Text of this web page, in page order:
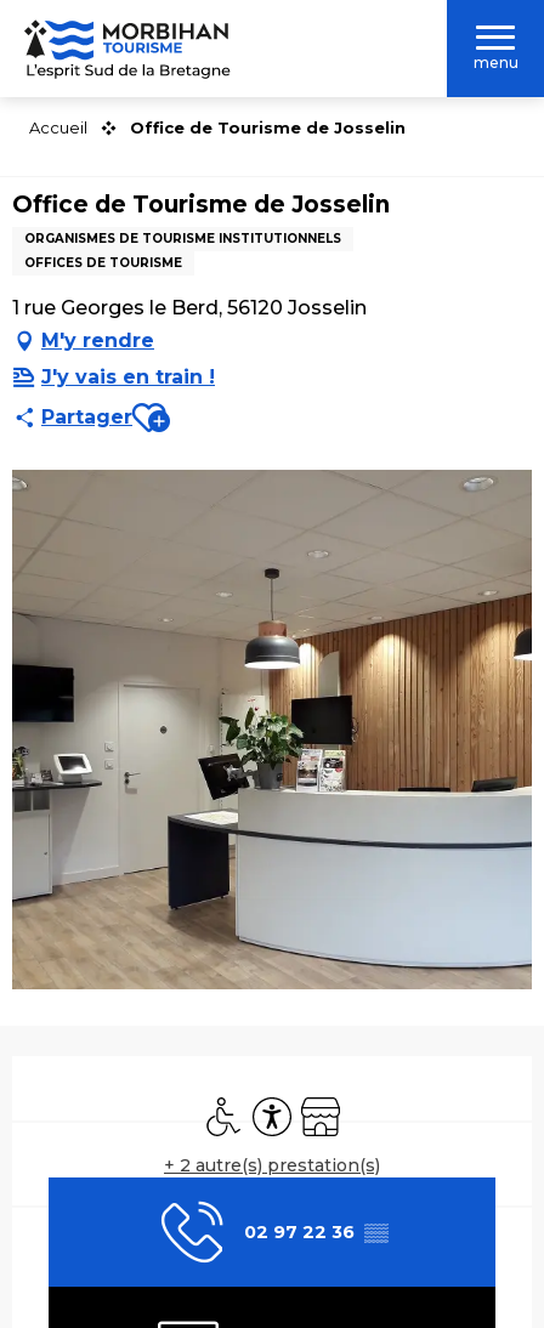
Aller
contenu
menu
Accueil Office de Tourisme de Josselin
Office de Tourisme de Josselin
ORGANISMES DE TOURISME INSTITUTIONNELS
OFFICES DE TOURISME
1 rue Georges le Berd, 56120 Josselin
M'y rendre
J'y vais en train !
PartagerAjouter aux favoris
Accès handicapés
Accessibilité
Boutique
+ 2 autre(s) prestation(s)
02 97 22 36 ▒▒